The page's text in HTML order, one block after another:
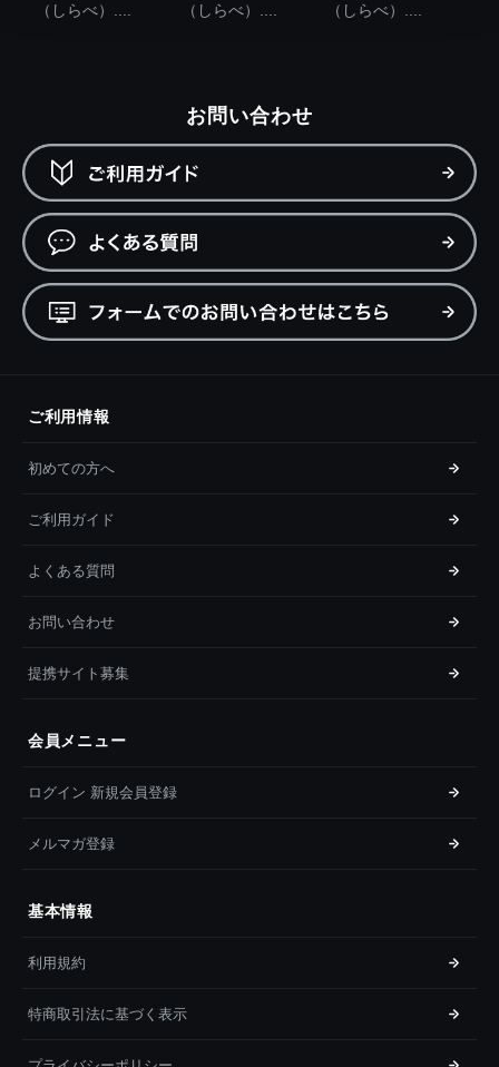
（しらべ）....
（しらべ）....
（しらべ）....
お問い合わせ
ご利用情報
初めての方へ
ご利用ガイド
よくある質問
お問い合わせ
提携サイト募集
会員メニュー
ログイン 新規会員登録
メルマガ登録
基本情報
利用規約
特商取引法に基づく表示